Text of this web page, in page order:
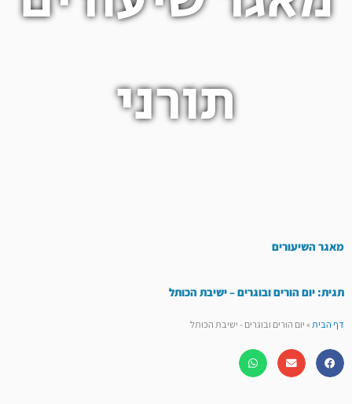
תורני
מאגר השיעורים
תגית: יום הורים ובוגרים – ישיבת הכותל
דף הבית»יום הורים ובוגרים - ישיבת הכותל